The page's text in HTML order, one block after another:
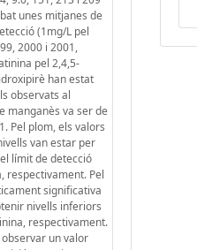
unes mitjanes de
(1mg/L pel
2000 i 2001,
pel 2,4,5-
han estat
observats al
manganès va ser de
Pel plom, els valors
van estar per
límit de detecció
respectivament. Pel
significativa
nivells inferiors
respectivament.
un valor